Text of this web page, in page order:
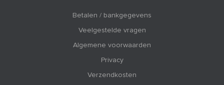
Betalen / bankgegevens
Veelgestelde vragen
Algemene voorwaarden
Privacy
Verzendkosten